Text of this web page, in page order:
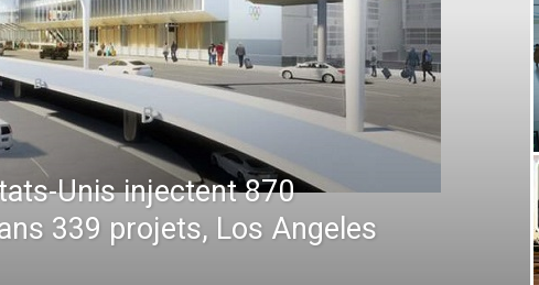
: De la prévision à
comment la technologie
en plein ciel et au sol